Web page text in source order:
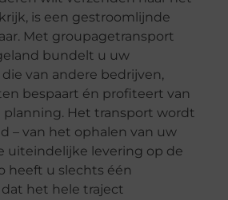
is een gestroomlijnde
Met groupagetransport
bundelt u uw
van andere bedrijven,
bespaart én profiteert van
planning. Het transport wordt
– van het ophalen van uw
uiteindelijke levering op de
heeft u slechts één
het hele traject